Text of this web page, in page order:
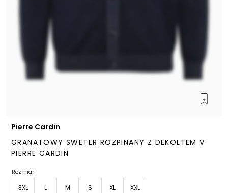
Pierre Cardin
GRANATOWY SWETER ROZPINANY Z DEKOLTEM V
PIERRE CARDIN
Rozmiar
3XL L M S XL XXL